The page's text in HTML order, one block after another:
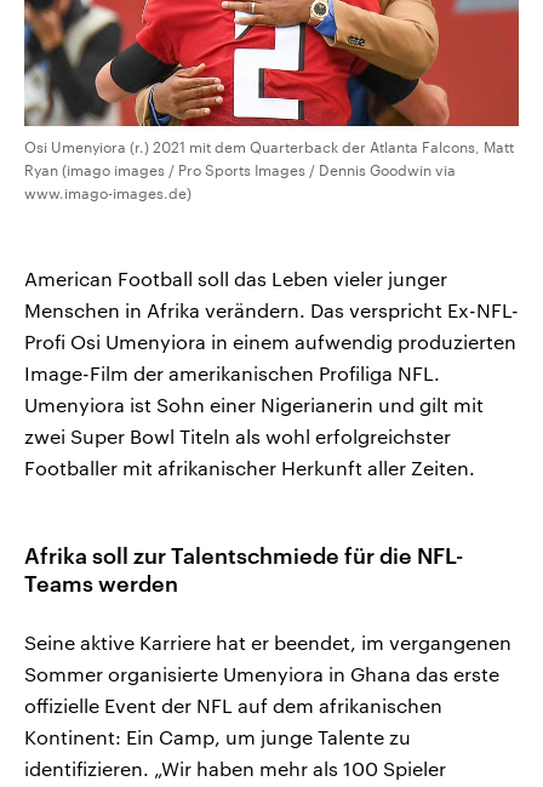
Osi Umenyiora (r.) 2021 mit dem Quarterback der Atlanta Falcons, Matt
Ryan (imago images / Pro Sports Images / Dennis Goodwin via
www.imago-images.de)
American Football soll das Leben vieler junger
Menschen in Afrika verändern. Das verspricht Ex-NFL-
Profi Osi Umenyiora in einem aufwendig produzierten
Image-Film der amerikanischen Profiliga NFL.
Umenyiora ist Sohn einer Nigerianerin und gilt mit
zwei Super Bowl Titeln als wohl erfolgreichster
Footballer mit afrikanischer Herkunft aller Zeiten.
Afrika soll zur Talentschmiede für die NFL-
Teams werden
Seine aktive Karriere hat er beendet, im vergangenen
Sommer organisierte Umenyiora in Ghana das erste
offizielle Event der NFL auf dem afrikanischen
Kontinent: Ein Camp, um junge Talente zu
identifizieren. „Wir haben mehr als 100 Spieler